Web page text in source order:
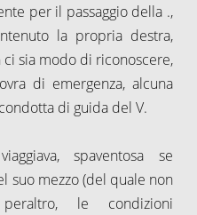
per il passaggio della .,
la propria destra,
sia modo di riconoscere,
di emergenza, alcuna
di guida del V.
spaventosa se
suo mezzo (del quale non
le condizioni